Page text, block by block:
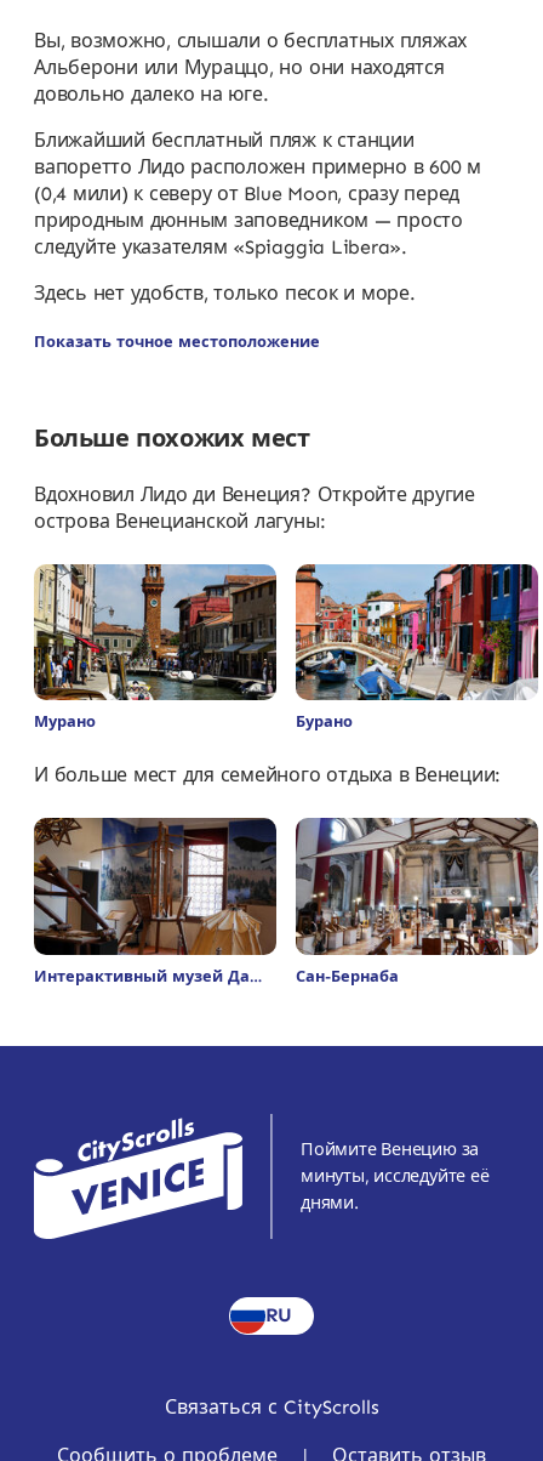
Вы, возможно, слышали о бесплатных пляжах
Альберони или Мураццо, но они находятся
довольно далеко на юге.
Ближайший бесплатный пляж к станции
вапоретто Лидо расположен примерно в 600 м
(0,4 мили) к северу от Blue Moon, сразу перед
природным дюнным заповедником — просто
следуйте указателям «Spiaggia Libera».
Здесь нет удобств, только песок и море.
Показать точное местоположение
Больше похожих мест
Вдохновил Лидо ди Венеция? Откройте другие
острова Венецианской лагуны:
Мурано Бурано
И больше мест для семейного отдыха в Венеции:
Интерактивный музей Да
Сан-Бернаба
Поймите Венецию за
минуты, исследуйте её
днями.
RU
Связаться с CityScrolls
Сообщить о проблеме | Оставить отзыв